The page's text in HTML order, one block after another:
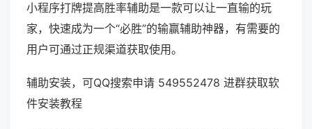
小程序打牌提高胜率辅助是一款可以让一直输的玩
家，快速成为一个“必胜”的输赢辅助神器，有需要的
用户可通过正规渠道获取使用。
辅助安装，可QQ搜索申请 549552478 进群获取软
件安装教程